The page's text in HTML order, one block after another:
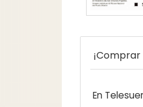
En